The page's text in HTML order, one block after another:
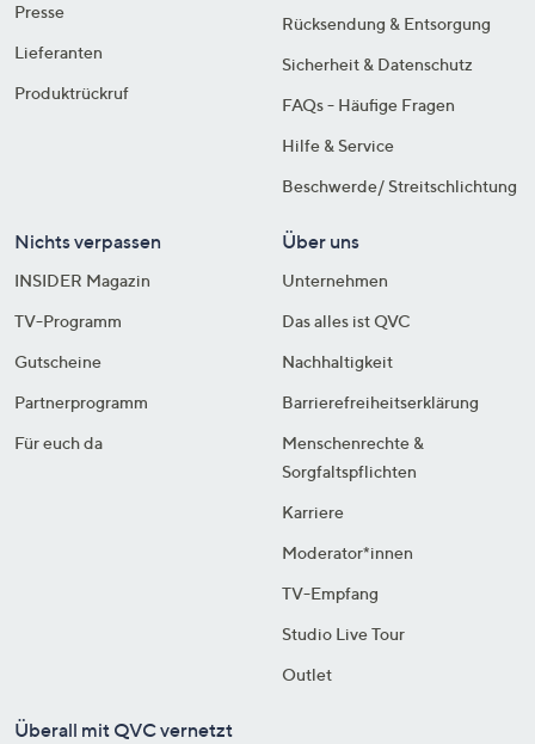
Presse
Lieferanten
Produktrückruf
Rücksendung & Entsorgung
Sicherheit & Datenschutz
FAQs - Häufige Fragen
Hilfe & Service
Beschwerde/ Streitschlichtung
Nichts verpassen
INSIDER Magazin
TV-Programm
Gutscheine
Partnerprogramm
Für euch da
Über uns
Unternehmen
Das alles ist QVC
Nachhaltigkeit
Barrierefreiheitserklärung
Menschenrechte &
Sorgfaltspflichten
Karriere
Moderator*innen
TV-Empfang
Studio Live Tour
Outlet
Überall mit QVC vernetzt